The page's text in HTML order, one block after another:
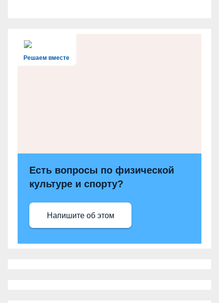
Решаем вместе
Есть вопросы по физической
культуре и спорту?
Напишите об этом